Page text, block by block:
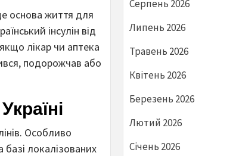
основа життя для
інсулін від
лікар чи аптека
подорожчав або
Особливо
базі локалізованих
Серпень 2026
Липень 2026
Травень 2026
Квітень 2026
Березень 2026
Лютий 2026
Січень 2026